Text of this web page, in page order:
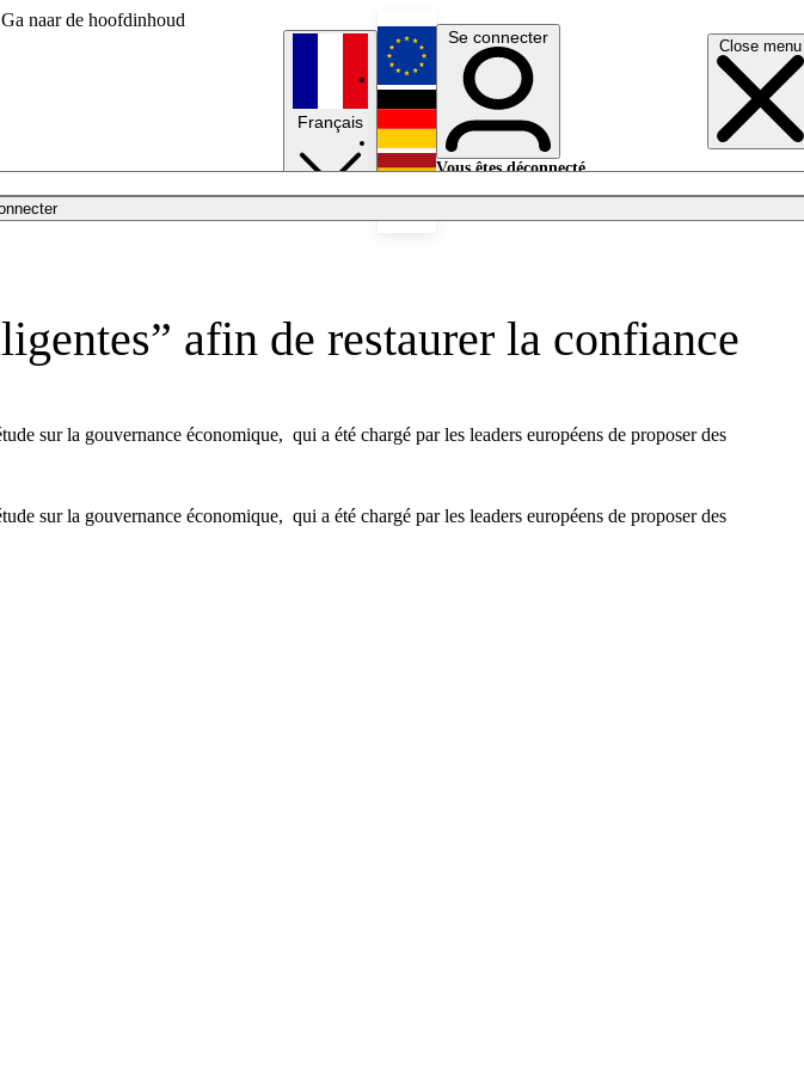
Ga naar de hoofdinhoud
Close menu
Français
English
Deutsch
Se connecter
Vous êtes déconnecté.
afin de restaurer la confiance
sur la gouvernance économique, qui a été chargé par les leaders européens de proposer des
sur la gouvernance économique, qui a été chargé par les leaders européens de proposer des